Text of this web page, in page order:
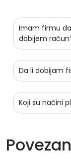
Imam firmu
dobijem
Da li dobijam
Koji su načini